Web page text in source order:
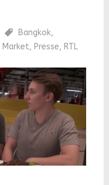
Bangkok,
Market, Presse, RTL